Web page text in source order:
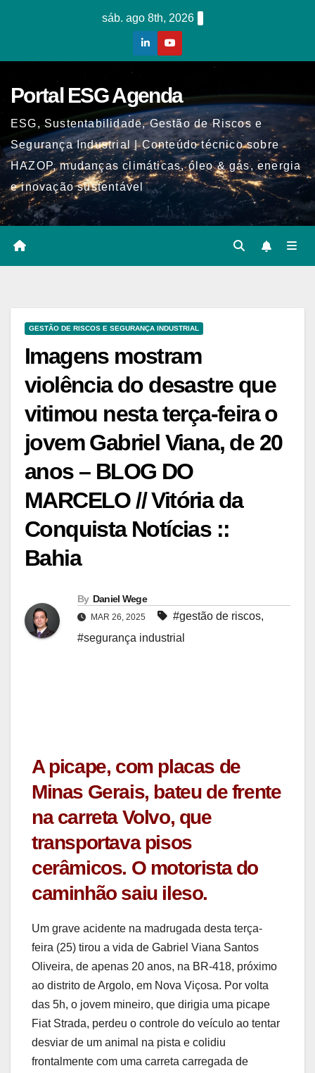
sáb. ago 8th, 2026
Portal ESG Agenda
ESG, Sustentabilidade, Gestão de Riscos e
Segurança Industrial | Conteúdo técnico sobre
HAZOP, mudanças climáticas, óleo & gás, energia
e inovação sustentável
GESTÃO DE RISCOS E SEGURANÇA INDUSTRIAL
Imagens mostram
violência do desastre que
vitimou nesta terça-feira o
jovem Gabriel Viana, de 20
anos – BLOG DO
MARCELO // Vitória da
Conquista Notícias ::
Bahia
By Daniel Wege
MAR 26, 2025 #gestão de riscos,
#segurança industrial
A picape, com placas de
Minas Gerais, bateu de frente
na carreta Volvo, que
transportava pisos
cerâmicos. O motorista do
caminhão saiu ileso.
Um grave acidente na madrugada desta terça-
feira (25) tirou a vida de Gabriel Viana Santos
Oliveira, de apenas 20 anos, na BR-418, próximo
ao distrito de Argolo, em Nova Viçosa. Por volta
das 5h, o jovem mineiro, que dirigia uma picape
Fiat Strada, perdeu o controle do veículo ao tentar
desviar de um animal na pista e colidiu
frontalmente com uma carreta carregada de